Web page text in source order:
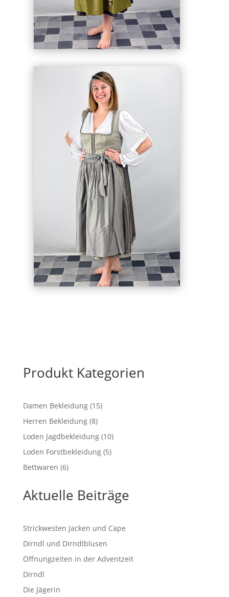
Produkt Kategorien
Damen Bekleidung 1515
Herren Bekleidung 88
Produkte
Loden Jagdbekleidung 1010
Produkte
Loden Forstbekleidung 55
Bettwaren 66
Aktuelle Beiträge
Strickwesten Jacken und Cape
Dirndl und Dirndlblusen
Öffnungzeiten in der Adventzeit
Dirndl
Die Jägerin